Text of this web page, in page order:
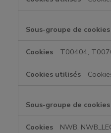
T00404,
NWB,